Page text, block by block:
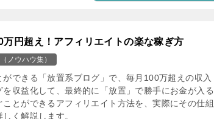
円超え！アフィリエイトの楽な稼ぎ方
ノウハウ集）
できる「放置系ブログ」で、毎月100万超えの収入
収益化して、最終的に「放置」で勝手にお金が入る
とができるアフィリエイト方法を、実際にその仕組
く解説します。